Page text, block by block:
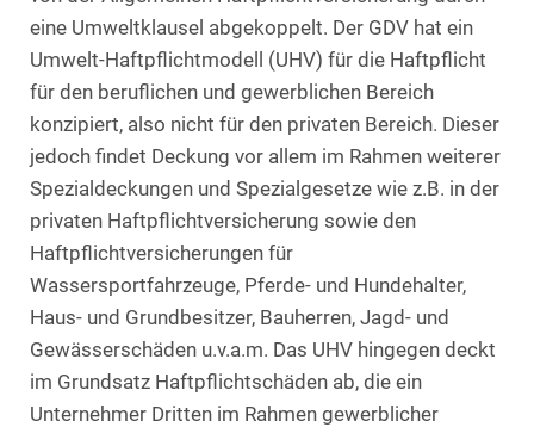
eine Umweltklausel abgekoppelt. Der GDV hat ein
Umwelt-Haftpflichtmodell (UHV) für die Haftpflicht
für den beruflichen und gewerblichen Bereich
konzipiert, also nicht für den privaten Bereich. Dieser
jedoch findet Deckung vor allem im Rahmen weiterer
Spezialdeckungen und Spezialgesetze wie z.B. in der
privaten Haftpflichtversicherung sowie den
Haftpflichtversicherungen für
Wassersportfahrzeuge, Pferde- und Hundehalter,
Haus- und Grundbesitzer, Bauherren, Jagd- und
Gewässerschäden u.v.a.m. Das UHV hingegen deckt
im Grundsatz Haftpflichtschäden ab, die ein
Unternehmer Dritten im Rahmen gewerblicher